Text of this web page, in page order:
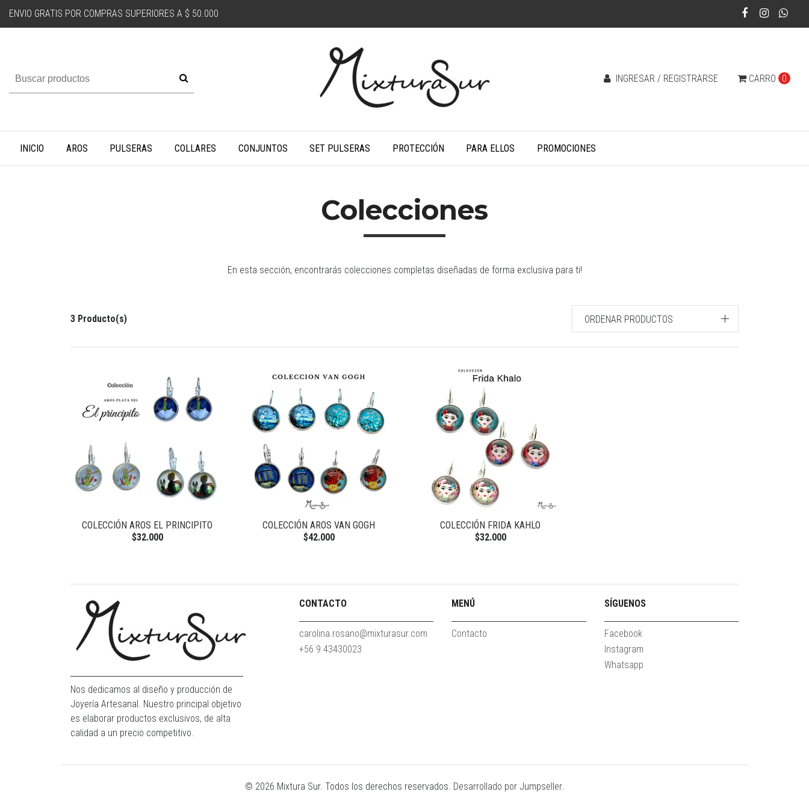
ENVIO GRATIS POR COMPRAS SUPERIORES A $ 50.000
CARRO 0
INGRESAR / REGISTRARSE
INICIO AROS PULSERAS COLLARES CONJUNTOS SET PULSERAS PROTECCIÓN PARA ELLOS PROMOCIONES
Colecciones
En esta sección, encontrarás colecciones completas diseñadas de forma exclusiva para ti!
3 Producto(s) ORDENAR PRODUCTOS
COLECCIÓN AROS EL PRINCIPITO
$32.000
COLECCIÓN AROS VAN GOGH
$42.000
COLECCIÓN FRIDA KAHLO
$32.000
Nos dedicamos al diseño y producción de
Joyería Artesanal. Nuestro principal objetivo
es elaborar productos exclusivos, de alta
calidad a un precio competitivo.
CONTACTO
carolina.rosano@mixturasur.com
+56 9 43430023
MENÚ
Contacto
SÍGUENOS
Facebook
Instagram
Whatsapp
© 2026 Mixtura Sur. Todos los derechos reservados. Desarrollado por Jumpseller.